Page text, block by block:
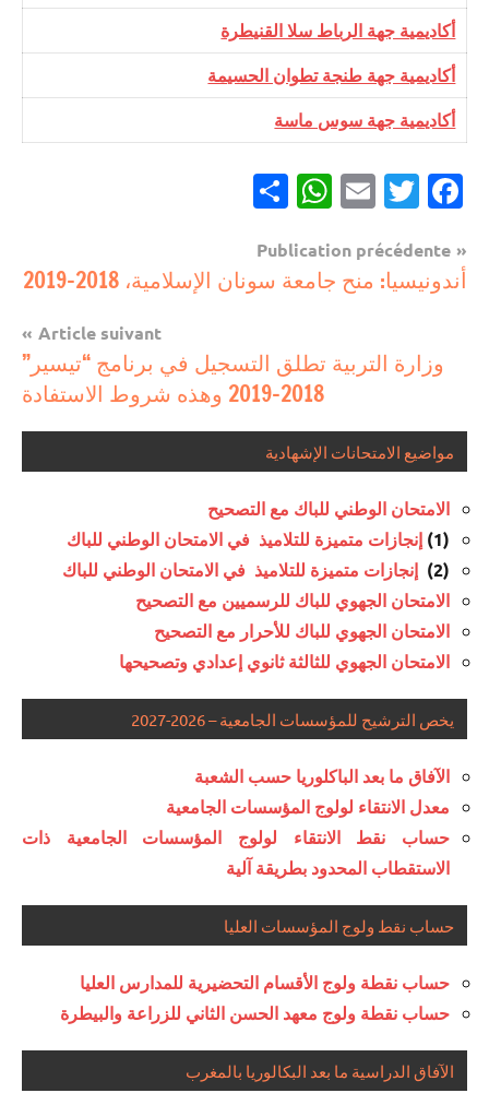
أكاديمية جهة الرباط سلا القنيطرة
​​​أكاديمية جهة طنجة تطوان الحسيمة
​​​أكاديمية جهة سوس ماسة
Facebook
Twitter
Email
WhatsApp
تربوية
Navigation
de
Publication précédente
أندونيسيا: منح جامعة سونان الإسلامية، 2018-2019
Article suivant
وزارة التربية تطلق التسجيل في برنامج “تيسير”
2018-2019 وهذه شروط الاستفادة
مواضيع الامتحانات الإشهادية
الامتحان الوطني للباك مع التصحيح
(1)
إنجازات متميزة للتلاميذ في الامتحان الوطني للباك
(2)
إنجازات متميزة للتلاميذ في الامتحان الوطني للباك
الامتحان الجهوي للباك للرسميين مع التصحيح
الامتحان الجهوي للباك للأحرار مع التصحيح
الامتحان الجهوي للثالثة ثانوي إعدادي وتصحيحها
يخص الترشيح للمؤسسات الجامعية – 2026-2027
الآفاق ما بعد الباكلوريا حسب الشعبة
معدل الانتقاء لولوج المؤسسات الجامعية
حساب نقط الانتقاء لولوج المؤسسات الجامعية ذات
الاستقطاب المحدود بطريقة آلية
حساب نقط ولوج المؤسسات العليا
حساب نقطة ولوج الأقسام التحضيرية للمدارس العليا
حساب نقطة ولوج معهد الحسن الثاني للزراعة والبيطرة
الآفاق الدراسية ما بعد البكالوريا بالمغرب